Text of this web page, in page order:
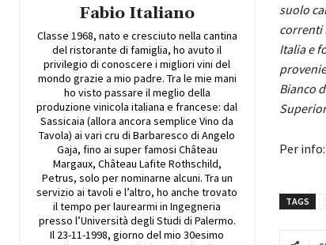
Fabio Italiano
Classe 1968, nato e cresciuto nella cantina
del ristorante di famiglia, ho avuto il
privilegio di conoscere i migliori vini del
mondo grazie a mio padre. Tra le mie mani
ho visto passare il meglio della
produzione vinicola italiana e francese: dal
Sassicaia (allora ancora semplice Vino da
Tavola) ai vari cru di Barbaresco di Angelo
Gaja, fino ai super famosi Château
Margaux, Château Lafite Rothschild,
Petrus, solo per nominarne alcuni. Tra un
servizio ai tavoli e l’altro, ho anche trovato
il tempo per laurearmi in Ingegneria
presso l’Università degli Studi di Palermo.
Il 23-11-1998, giorno del mio 30esimo
suolo
correnti
Italia e
Bianco
Per info:
TAGS